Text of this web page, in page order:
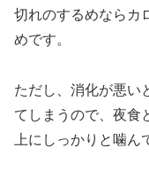
切れのするめならカ
めです。
ただし、消化が悪い
てしまうので、夜食
上にしっかりと噛ん